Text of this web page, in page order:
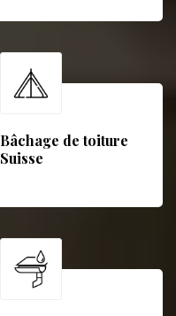
Bâchage de toiture
Suisse